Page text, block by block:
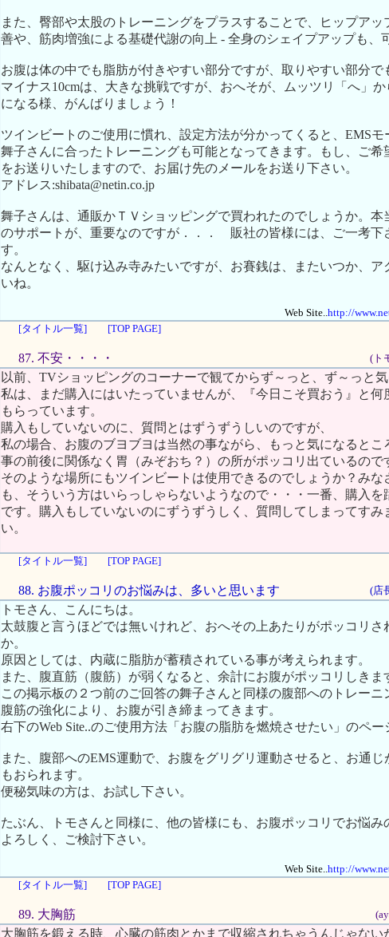
また、臀部や太股のトレーニングをプラスすることで、ヒップア
善や、筋肉増強による基礎代謝の向上 - 全身のシェイプアップも、
お腹は体の中でも脂肪が付きやすい部分ですが、取りやすい部分で
マイナス10cmは、大きな挑戦ですが、おへそが、ムッツリ「へ」
になる様、がんばりましょう！
ツインビートのご使用に慣れ、設定方法が分かってくると、EMSモ
舞子さんに合ったトレーニングも可能となってきます。もし、ご希
をお送りいたしますので、お届け先のメールをお送り下さい。
アドレス:shibata@netin.co.jp
舞子さんは、通販かＴＶショッピングで買われたのでしょうか。
のサポートが、重要なのですが．．． 販社の皆様には、ご一考下
す。
なんとなく、駆け込み寺みたいですが、お賽銭は、またいつか、ア
いね。
Web Site..http://
[タイトル一覧]
[TOP PAGE]
87. 不安・・・・ (ト
以前、TVショッピングのコーナーで観てからず～っと、ず～っと気
私は、まだ購入にはいたっていませんが、『今日こそ買おう』と何
もらっています。
購入もしていないのに、質問とはずうずうしいのですが、
私の場合、お腹のブヨブヨは当然の事ながら、もっと気になるとこ
事の前後に関係なく胃（みぞおち？）の所がポッコリ出ているので
そのような場所にもツインビートは使用できるのでしょうか？みな
も、そういう方はいらっしゃらないようなので・・・一番、購入
です。購入もしていないのにずうずうしく、質問してしまってすみ
い。
[タイトル一覧] [TOP PAGE]
88. お腹ポッコリのお悩みは、多いと思います (店
トモさん、こんにちは。
太鼓腹と言うほどでは無いけれど、おへその上あたりがポッコリさ
か。
原因としては、内蔵に脂肪が蓄積されている事が考えられます。
また、腹直筋（腹筋）が弱くなると、余計にお腹がポッコリしきま
この掲示板の２つ前のご回答の舞子さんと同様の腹部へのトレーニ
腹筋の強化により、お腹が引き締まってきます。
右下のWeb Site..のご使用方法「お腹の脂肪を燃焼させたい」のペー
また、腹部へのEMS運動で、お腹をグリグリ運動させると、お通
もおられます。
便秘気味の方は、お試し下さい。
たぶん、トモさんと同様に、他の皆様にも、お腹ポッコリでお悩み
よろしく、ご検討下さい。
Web Site..http://
[タイトル一覧]
[TOP PAGE]
89. 大胸筋
大胸筋を鍛える時、心臓の筋肉とかまで収縮されちゃうんじゃな